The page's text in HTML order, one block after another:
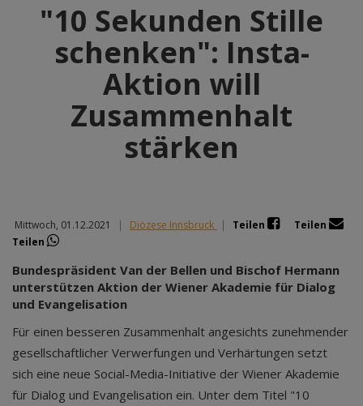
"10 Sekunden Stille
schenken": Insta-
Aktion will
Zusammenhalt
stärken
Mittwoch, 01.12.2021 | Diözese Innsbruck | Teilen
Teilen
Teilen
Bundespräsident Van der Bellen und Bischof Hermann
unterstützen Aktion der Wiener Akademie für Dialog
und Evangelisation
Für einen besseren Zusammenhalt angesichts zunehmender
gesellschaftlicher Verwerfungen und Verhärtungen setzt
sich eine neue Social-Media-Initiative der Wiener Akademie
für Dialog und Evangelisation ein. Unter dem Titel "10